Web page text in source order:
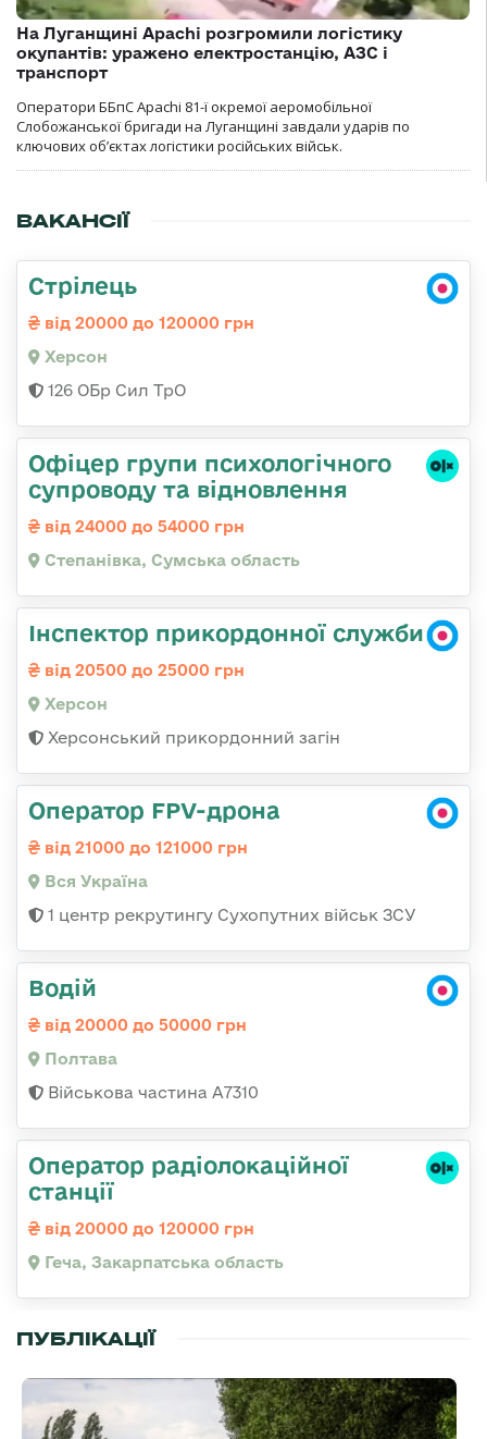
На Луганщині Apachi розгромили логістику
окупантів: уражено електростанцію, АЗС і
транспорт
Оператори ББпС Apachi 81-ї окремої аеромобільної
Слобожанської бригади на Луганщині завдали ударів по
ключових об’єктах логістики російських військ.
ВАКАНСІЇ
Стрілець
від 20000 до 120000 грн
Херсон
126 ОБр Сил ТрО
Офіцер групи психологічного
супроводу та відновлення
від 24000 до 54000 грн
Степанівка, Сумська область
Інспектор прикордонної служби
від 20500 до 25000 грн
Херсон
Херсонський прикордонний загін
Оператор FPV-дрона
від 21000 до 121000 грн
Вся Україна
1 центр рекрутингу Сухопутних військ ЗСУ
Водій
від 20000 до 50000 грн
Полтава
Військова частина A7310
Оператор радіолокаційної
станції
від 20000 до 120000 грн
Геча, Закарпатська область
ПУБЛІКАЦІЇ